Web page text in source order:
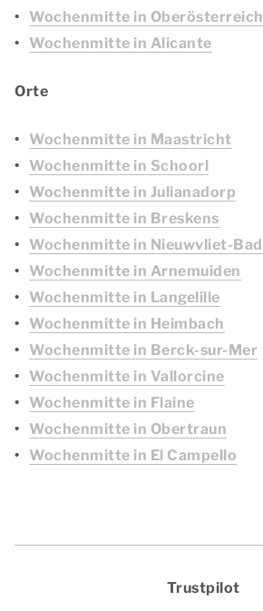
Wochenmitte in Oberösterreich
Wochenmitte in Alicante
Orte
Wochenmitte in Maastricht
Wochenmitte in Schoorl
Wochenmitte in Julianadorp
Wochenmitte in Breskens
Wochenmitte in Nieuwvliet-Bad
Wochenmitte in Arnemuiden
Wochenmitte in Langelille
Wochenmitte in Heimbach
Wochenmitte in Berck-sur-Mer
Wochenmitte in Vallorcine
Wochenmitte in Flaine
Wochenmitte in Obertraun
Wochenmitte in El Campello
Trustpilot